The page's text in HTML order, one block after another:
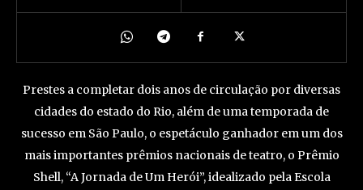
Prestes a completar dois anos de circulação por diversas
cidades do estado do Rio, além de uma temporada de
sucesso em São Paulo, o espetáculo ganhador em um dos
mais importantes prêmios nacionais de teatro, o Prêmio
Shell, “A Jornada de Um Herói”, idealizado pela Escola